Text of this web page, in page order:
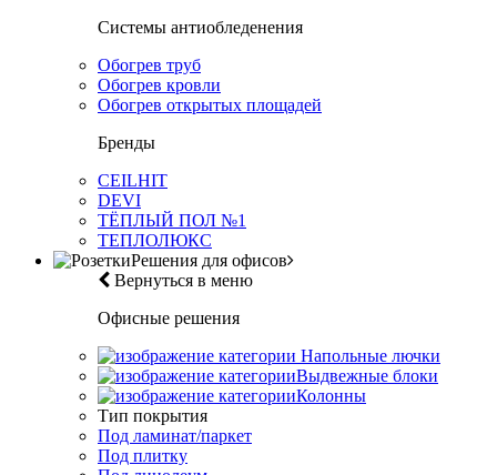
Системы антиобледенения
Обогрев труб
Обогрев кровли
Обогрев открытых площадей
Бренды
CEILHIT
DEVI
ТЁПЛЫЙ ПОЛ №1
ТЕПЛОЛЮКС
Решения для офисов
Вернуться в меню
Офисные решения
Напольные лючки
Выдвежные блоки
Колонны
Тип покрытия
Под ламинат/паркет
Под плитку